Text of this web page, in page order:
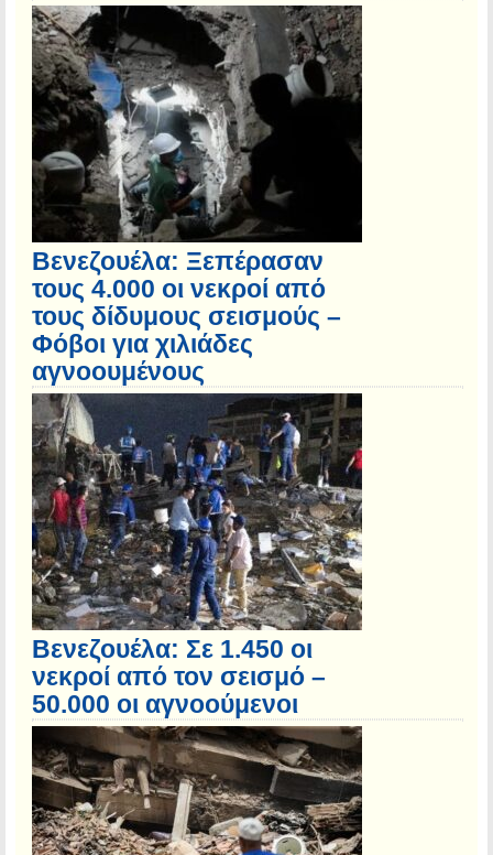
Βενεζουέλα: Ξεπέρασαν
τους 4.000 οι νεκροί από
τους δίδυμους σεισμούς –
Φόβοι για χιλιάδες
αγνοουμένους
Βενεζουέλα: Σε 1.450 οι
νεκροί από τον σεισμό –
50.000 οι αγνοούμενοι